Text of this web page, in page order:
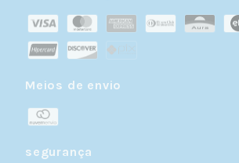
Meios de envio
segurança